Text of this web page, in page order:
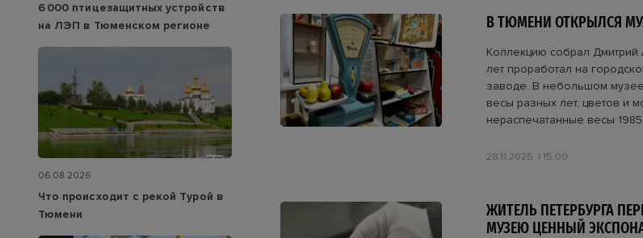
В ТЮМЕНИ ОТКРЫЛСЯ
Коллекцию собрал Дмитрий
лет проработал на
заводе. В небольшом
весы разных лет, цветов и
нераспечатанные весы
28.11.2025 15:00
ЖИТЕЛЬ ПЕТЕРБУРГА
МУЗЕЮ ЦЕННЫЙ
6 000 птицезащитных устройств
на ЛЭП в Тюменском регионе
06.08.2026
Что происходит с рекой Турой в
Тюмени